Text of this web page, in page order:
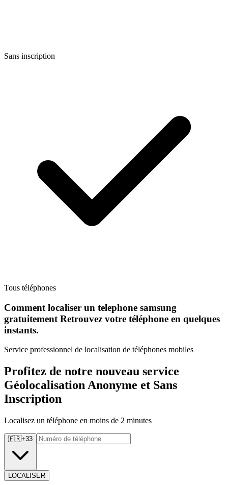
Sans inscription
Tous téléphones
Comment localiser un telephone samsung
gratuitement Retrouvez votre téléphone en quelques
instants.
Service professionnel de localisation de téléphones mobiles
Profitez de notre nouveau service
Géolocalisation Anonyme et Sans
Inscription
Localisez un téléphone en moins de 2 minutes
🇫🇷+33
LOCALISER